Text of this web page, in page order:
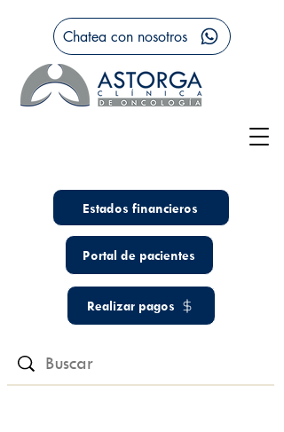
Estados financieros
Portal de pacientes
Realizar pagos
Chatea con nosotros